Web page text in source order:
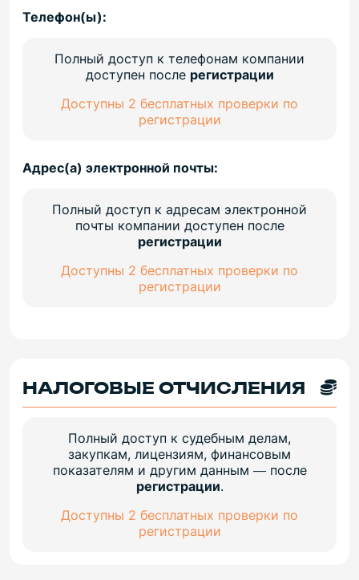
Телефон(ы):
Полный доступ к телефонам компании
доступен после регистрации
Доступны 2 бесплатных проверки по
регистрации
Адрес(а) электронной почты:
Полный доступ к адресам электронной
почты компании доступен после
регистрации
Доступны 2 бесплатных проверки по
регистрации
НАЛОГОВЫЕ ОТЧИСЛЕНИЯ
Полный доступ к судебным делам,
закупкам, лицензиям, финансовым
показателям и другим данным — после
регистрации.
Доступны 2 бесплатных проверки по
регистрации